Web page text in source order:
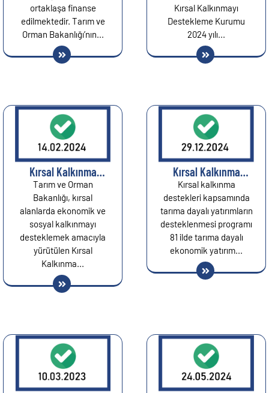
programının 81 İlde
uygulanmaya
başladığını
duyurdu!...
ortaklaşa finanse
edilmektedir. Tarım ve
Orman Bakanlığı’nın...
Kırsal Kalkınmayı
Destekleme Kurumu
2024 yılı...
Kırsal Kalkınma
Yatırımlarını
Destekleme Programı
(KKYDP): Başvuru
Süresi Uzatıldı!...
Tarım ve Orman
Bakanlığı, kırsal
alanlarda ekonomik ve
sosyal kalkınmayı
desteklemek amacıyla
yürütülen Kırsal
Kalkınma...
Kırsal Kalkınma
Yatırımlarının
Desteklenmesi
Programı...
Kırsal kalkınma
destekleri kapsamında
tarıma dayalı yatırımların
desteklenmesi programı
81 ilde tarıma dayalı
ekonomik yatırım...